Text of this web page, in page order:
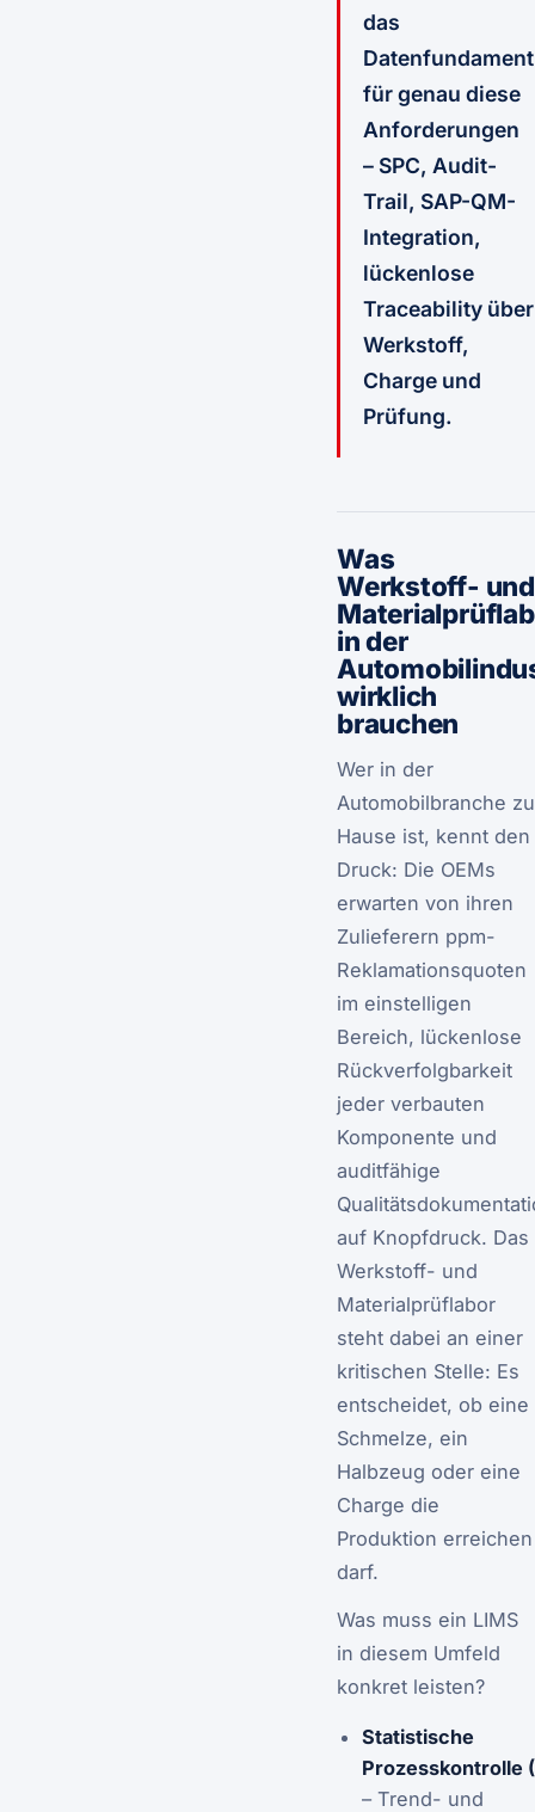
das
Datenfundament
für genau diese
Anforderungen
– SPC, Audit-
Trail, SAP-QM-
Integration,
lückenlose
Traceability über
Werkstoff,
Charge und
Prüfung.
Was
Werkstoff- und
in der
wirklich
brauchen
Wer in der
Automobilbranche zu
Hause ist, kennt den
Druck: Die OEMs
erwarten von ihren
Zulieferern ppm-
Reklamationsquoten
im einstelligen
Bereich, lückenlose
Rückverfolgbarkeit
jeder verbauten
Komponente und
auditfähige
auf Knopfdruck. Das
Werkstoff- und
Materialprüflabor
steht dabei an einer
kritischen Stelle: Es
entscheidet, ob eine
Schmelze, ein
Halbzeug oder eine
Charge die
Produktion erreichen
darf.
Was muss ein LIMS
in diesem Umfeld
konkret leisten?
Statistische
Prozesskontrolle
– Trend- und